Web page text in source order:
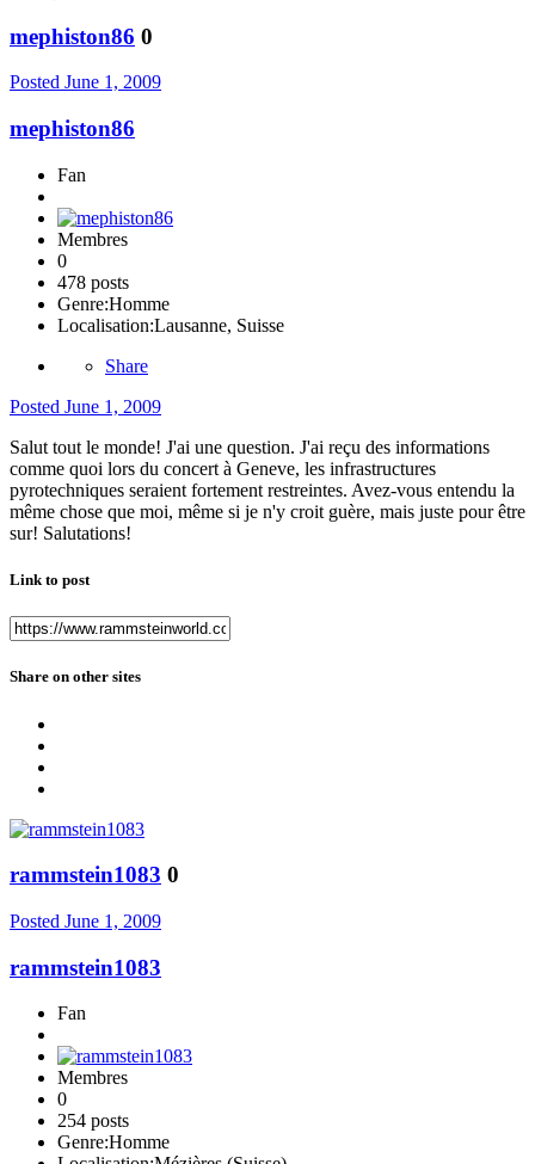
mephiston86 0
Posted June 1, 2009
mephiston86
Fan
Membres
0
478 posts
Genre:Homme
Localisation:Lausanne, Suisse
Share
Posted June 1, 2009
Salut tout le monde! J'ai une question. J'ai reçu des informations
comme quoi lors du concert à Geneve, les infrastructures
pyrotechniques seraient fortement restreintes. Avez-vous entendu la
même chose que moi, même si je n'y croit guère, mais juste pour être
sur! Salutations!
Link to post
Share on other sites
rammstein1083 0
Posted June 1, 2009
rammstein1083
Fan
Membres
0
254 posts
Genre:Homme